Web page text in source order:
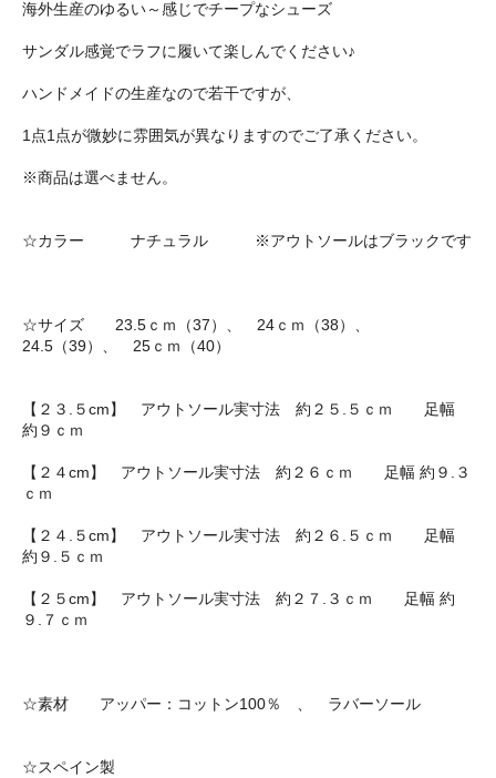
海外生産のゆるい～感じでチープなシューズ
サンダル感覚でラフに履いて楽しんでください♪
ハンドメイドの生産なので若干ですが、
1点1点が微妙に雰囲気が異なりますのでご了承ください。
※商品は選べません。
☆カラー ナチュラル ※アウトソールはブラックです
☆サイズ 23.5ｃｍ（37）、 24ｃｍ（38）、
24.5（39）、 25ｃｍ（40）
【２３.５cm】 アウトソール実寸法 約２５.５ｃｍ 足幅
約９ｃｍ
【２４cm】 アウトソール実寸法 約２６ｃｍ 足幅 約９.３
ｃｍ
【２４.５cm】 アウトソール実寸法 約２６.５ｃｍ 足幅
約９.５ｃｍ
【２５cm】 アウトソール実寸法 約２７.３ｃｍ 足幅 約
９.７ｃｍ
☆素材 アッパー：コットン100％ 、 ラバーソール
☆スペイン製